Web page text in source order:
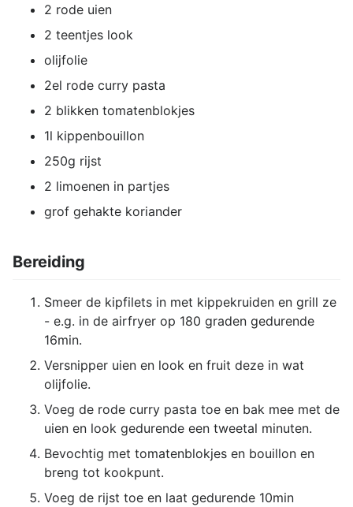
2 rode uien
2 teentjes look
olijfolie
2el rode curry pasta
2 blikken tomatenblokjes
1l kippenbouillon
250g rijst
2 limoenen in partjes
grof gehakte koriander
Bereiding
Smeer de kipfilets in met kippekruiden en grill ze
- e.g. in de airfryer op 180 graden gedurende
16min.
Versnipper uien en look en fruit deze in wat
olijfolie.
Voeg de rode curry pasta toe en bak mee met de
uien en look gedurende een tweetal minuten.
Bevochtig met tomatenblokjes en bouillon en
breng tot kookpunt.
Voeg de rijst toe en laat gedurende 10min